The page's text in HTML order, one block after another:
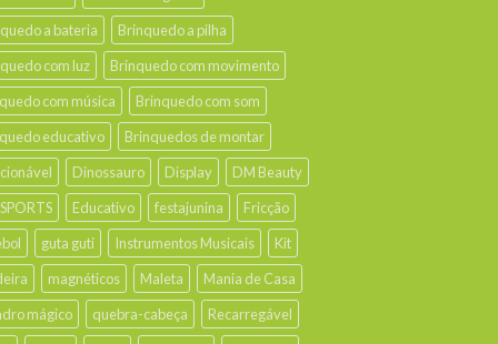
a bateria
Brinquedo a pilha
com luz
Brinquedo com movimento
com música
Brinquedo com som
educativo
Brinquedos de montar
Dinossauro Display
DM Beauty
Educativo festajunina
Fricção
guta guti Instrumentos Musicais
Kit
magnéticos Maleta
Mania de Casa
mágico
quebra-cabeça
Recarregável